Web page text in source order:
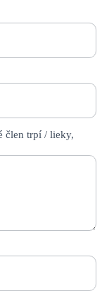
člen trpí / lieky,